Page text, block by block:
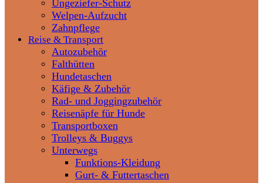
Ungeziefer-Schutz
Welpen-Aufzucht
Zahnpflege
Reise & Transport
Autozubehör
Falthütten
Hundetaschen
Käfige & Zubehör
Rad- und Joggingzubehör
Reisenäpfe für Hunde
Transportboxen
Trolleys & Buggys
Unterwegs
Funktions-Kleidung
Gurt- & Futtertaschen